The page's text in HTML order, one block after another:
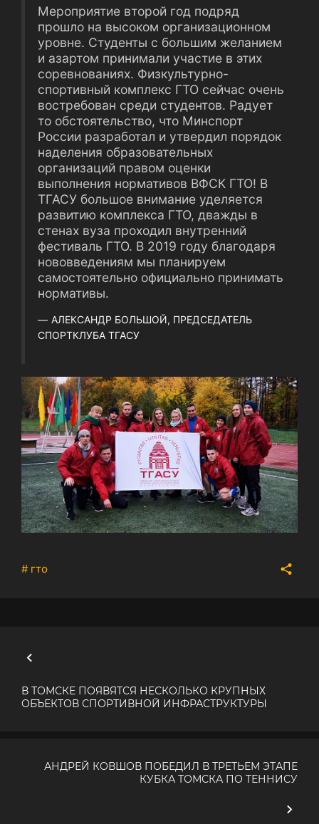
Мероприятие второй год подряд
прошло на высоком организационном
уровне. Студенты с большим желанием
и азартом принимали участие в этих
соревнованиях. Физкультурно-
спортивный комплекс ГТО сейчас очень
востребован среди студентов. Радует
то обстоятельство, что Минспорт
России разработал и утвердил порядок
наделения образовательных
организаций правом оценки
выполнения нормативов ВФСК ГТО! В
ТГАСУ большое внимание уделяется
развитию комплекса ГТО, дважды в
стенах вуза проходил внутренний
фестиваль ГТО. В 2019 году благодаря
нововведениям мы планируем
самостоятельно официально принимать
нормативы.
АЛЕКСАНДР БОЛЬШОЙ, ПРЕДСЕДАТЕЛЬ
СПОРТКЛУБА ТГАСУ
# гто
В ТОМСКЕ ПОЯВЯТСЯ НЕСКОЛЬКО КРУПНЫХ
ОБЪЕКТОВ СПОРТИВНОЙ ИНФРАСТРУКТУРЫ
АНДРЕЙ КОВШОВ ПОБЕДИЛ В ТРЕТЬЕМ ЭТАПЕ
КУБКА ТОМСКА ПО ТЕННИСУ